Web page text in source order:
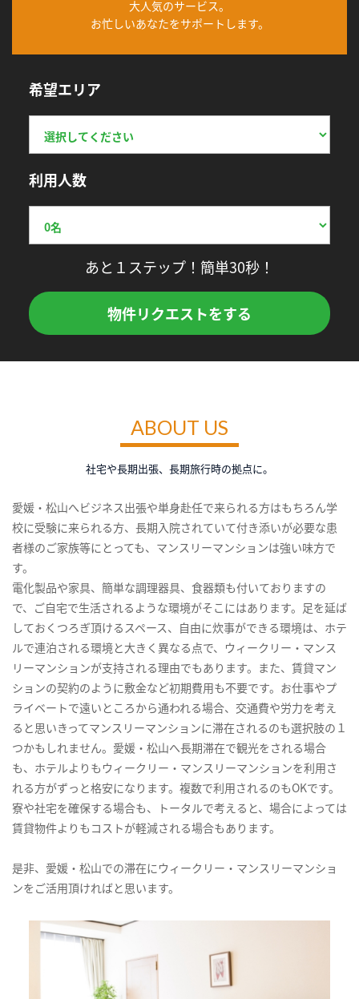
大人気のサービス。
お忙しいあなたをサポートします。
希望エリア
利用人数
あと１ステップ！簡単30秒！
物件リクエストをする
ABOUT US
社宅や長期出張、長期旅行時の拠点に。
愛媛・松山へビジネス出張や単身赴任で来られる方はもちろん学
校に受験に来られる方、長期入院されていて付き添いが必要な患
者様のご家族等にとっても、マンスリーマンションは強い味方で
す。
電化製品や家具、簡単な調理器具、食器類も付いておりますの
で、ご自宅で生活されるような環境がそこにはあります。足を延ば
しておくつろぎ頂けるスペース、自由に炊事ができる環境は、ホテ
ルで連泊される環境と大きく異なる点で、ウィークリー・マンス
リーマンションが支持される理由でもあります。また、賃貸マン
ションの契約のように敷金など初期費用も不要です。お仕事やプ
ライベートで遠いところから通われる場合、交通費や労力を考え
ると思いきってマンスリーマンションに滞在されるのも選択肢の１
つかもしれません。愛媛・松山へ長期滞在で観光をされる場合
も、ホテルよりもウィークリー・マンスリーマンションを利用さ
れる方がずっと格安になります。複数で利用されるのもOKです。
寮や社宅を確保する場合も、トータルで考えると、場合によっては
賃貸物件よりもコストが軽減される場合もあります。
是非、愛媛・松山での滞在にウィークリー・マンスリーマンショ
ンをご活用頂ければと思います。